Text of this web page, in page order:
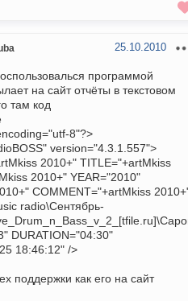
25.10.2010
программой
на сайт отчёты в текстовом
там код
8"?>
version="4.3.1.557">
2010+" TITLE="+artMkiss
2010+" YEAR="2010"
COMMENT="+artMkiss
radio\Сентябрь-
DURATION="04:30"
18:46:12" />
поддержки как его на сайт